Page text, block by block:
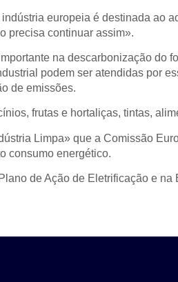
europeia é destinada ao
precisa continuar assim».
na descarbonização do
podem ser atendidas por
de emissões.
frutas e hortaliças, tintas,
Limpa» que a Comissão
consumo energético.
de Ação de Eletrificação e na